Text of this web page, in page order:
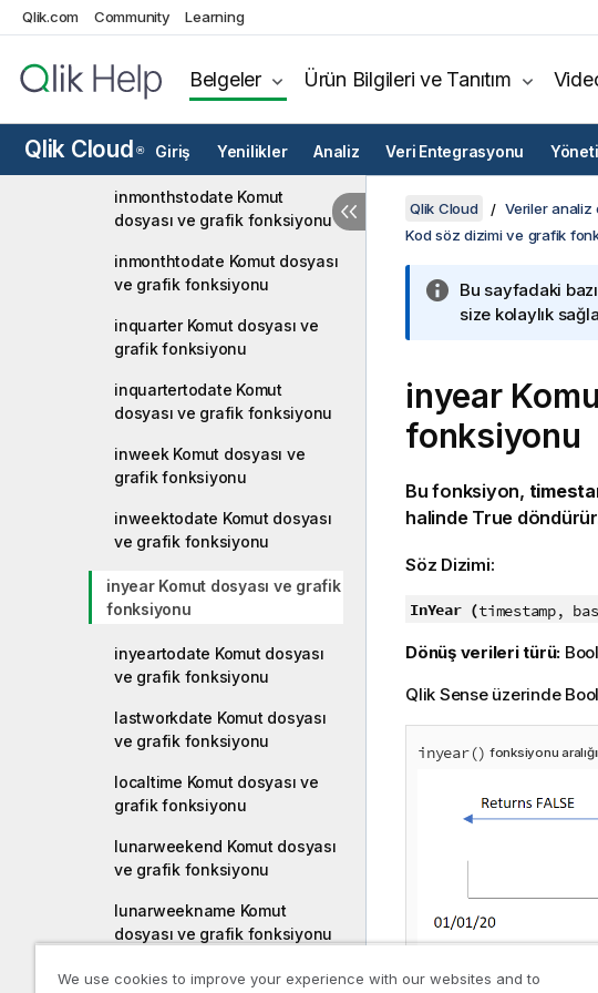
Qlik.com Community Learning
Belgeler Ürün Bilgileri ve Tanıtım
Qlik Cloud ® Giriş Yenilikler Analiz Veri Entegrasyonu
dosyası ve grafik fonksiyonu
inmonth Komut dosyası ve
grafik fonksiyonu
grafik fonksiyonu
inmonthstodate Komut
dosyası ve grafik fonksiyonu
inmonthtodate Komut dosyası
ve grafik fonksiyonu
inquarter Komut dosyası ve
grafik fonksiyonu
inquartertodate Komut
dosyası ve grafik fonksiyonu
inweek Komut dosyası ve
grafik fonksiyonu
inweektodate Komut dosyası
ve grafik fonksiyonu
inyear Komut dosyası ve grafik
fonksiyonu
inyeartodate Komut dosyası
ve grafik fonksiyonu
lastworkdate Komut dosyası
ve grafik fonksiyonu
localtime Komut dosyası ve
grafik fonksiyonu
lunarweekend Komut dosyası
ve grafik fonksiyonu
lunarweekname Komut
dosyası ve grafik fonksiyonu
lunarweekstart Komut dosyası
Qlik Cloud Veriler analiz
Kod söz dizimi ve grafik
Bu sayfadaki
size kolaylık
inyear
fonksiyonu
Bu fonksiyon,
halinde True
Söz Dizimi:
InYear (timestamp,
Dönüş verileri türü:
Qlik Senseüzerinde
inyear() fonksiyonu
We use cookies to improve your experience with our websites and to